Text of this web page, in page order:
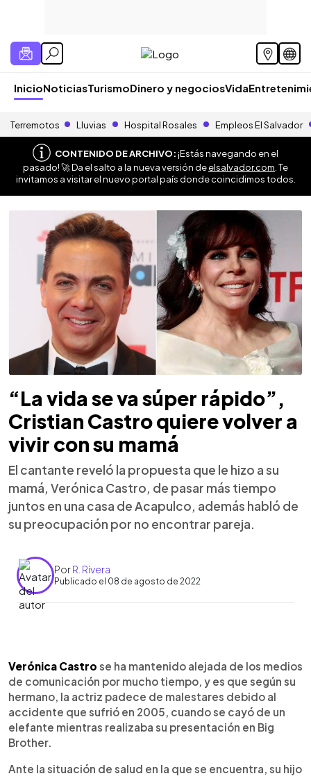
InicioNoticiasTurismoDinero y negociosVida
Terremotos Lluvias Hospital Rosales Empleos El Salvador
CONTENIDO DE ARCHIVO:¡Estás navegando en el
pasado! 🚀 Da el salto a la nueva versión deelsalvador.com . Te
invitamos a visitar el nuevo portal país donde coincidimos todos.
“La vida se va súper rápido”,
Cristian Castro quiere volver a
vivir con su mamá
El cantante reveló la propuesta que le hizo a su
mamá, Verónica Castro, de pasar más tiempo
juntos en una casa de Acapulco, además habló de
su preocupación por no encontrar pareja.
PorR. Rivera
Publicado el 08 de agosto de 2022
► Escuchar artículo
Verónica Castro se ha mantenido alejada de los medios
de comunicación por mucho tiempo, y es que según su
hermano, la actriz padece de malestares debido al
accidente que sufrió en 2005, cuando se cayó de un
elefante mientras realizaba su presentación en Big
Brother.
Ante la situación de salud en la que se encuentra, su hijo